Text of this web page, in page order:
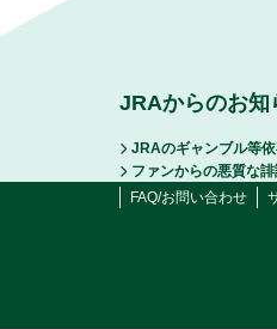
JRAからのお知
JRAのギャンブル等
ファンからの悪質な
FAQ/お問い合わせ